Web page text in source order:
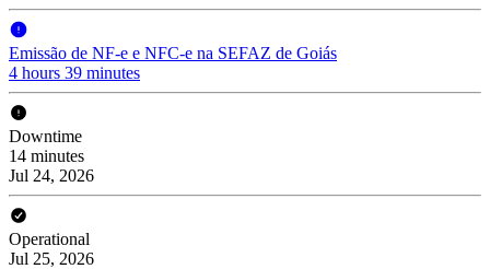
Emissão de NF-e e NFC-e na SEFAZ de Goiás
4 hours 39 minutes
Downtime
14 minutes
Jul 24, 2026
Operational
Jul 25, 2026